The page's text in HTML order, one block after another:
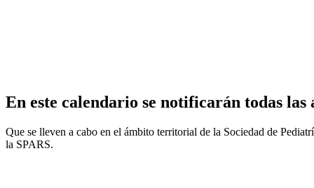
En este calendario se notificarán todas
Que se lleven a cabo en el ámbito territorial de la Sociedad de
la SPARS.